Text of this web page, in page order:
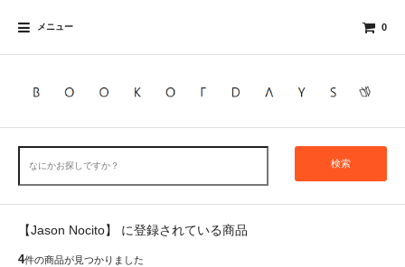
メニュー 0
検索
【Jason Nocito】 に登録されている商品
4件の商品が見つかりました